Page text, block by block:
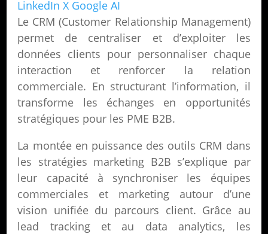
LinkedIn X Google AI
Le CRM (Customer Relationship Management)
permet de centraliser et d’exploiter les
données clients pour personnaliser chaque
interaction et renforcer la relation
commerciale. En structurant l’information, il
transforme les échanges en opportunités
stratégiques pour les PME B2B.
La montée en puissance des outils CRM dans
les stratégies marketing B2B s’explique par
leur capacité à synchroniser les équipes
commerciales et marketing autour d’une
vision unifiée du parcours client. Grâce au
lead tracking et au data analytics, les